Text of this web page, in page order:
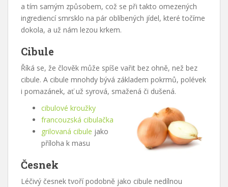
a tím samým způsobem, což se při takto omezených
ingrediencí smrsklo na pár oblíbených jídel, které točíme
dokola, a už nám lezou krkem.
Cibule
Říká se, že člověk může spíše vařit bez ohně, než bez
cibule. A cibule mnohdy bývá základem pokrmů, polévek
i pomazánek, ať už syrová, smažená či dušená.
cibulové kroužky
francouzská cibulačka
grilovaná cibule jako
příloha k masu
Česnek
Léčivý česnek tvoří podobně jako cibule nedílnou